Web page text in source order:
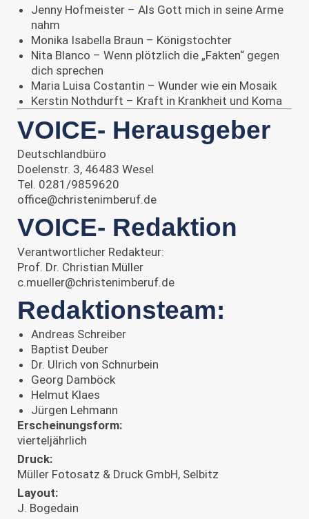
Jenny Hofmeister – Als Gott mich in seine Arme
nahm
Monika Isabella Braun – Königstochter
Nita Blanco – Wenn plötzlich die „Fakten“ gegen
dich sprechen
Maria Luisa Costantin – Wunder wie ein Mosaik
Kerstin Nothdurft – Kraft in Krankheit und Koma
VOICE- Herausgeber
Deutschlandbüro
Doelenstr. 3, 46483 Wesel
Tel. 0281/9859620
office@christenimberuf.de
VOICE- Redaktion
Verantwortlicher Redakteur:
Prof. Dr. Christian Müller
c.mueller@christenimberuf.de
Redaktionsteam:
Andreas Schreiber
Baptist Deuber
Dr. Ulrich von Schnurbein
Georg Damböck
Helmut Klaes
Jürgen Lehmann
Erscheinungsform:
vierteljährlich
Druck:
Müller Fotosatz & Druck GmbH, Selbitz
Layout:
J. Bogedain